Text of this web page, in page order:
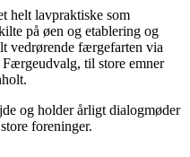
helt lavpraktiske som
på øen og etablering og
vedrørende færgefarten via
til store emner
og holder årligt dialogmøder
foreninger.